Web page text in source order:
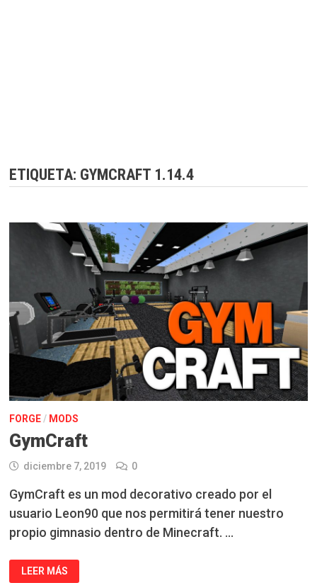
ETIQUETA: GYMCRAFT 1.14.4
FORGE/ MODS
GymCraft
diciembre 7, 2019 0
GymCraft es un mod decorativo creado por el
usuario Leon90 que nos permitirá tener nuestro
propio gimnasio dentro de Minecraft. …
GYMCRAFT
LEER MÁS